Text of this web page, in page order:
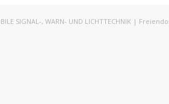
SIGNAL-, WARN- UND LICHTTECHNIK |